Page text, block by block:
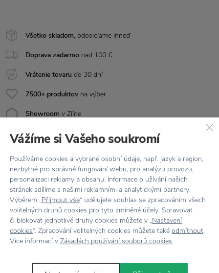
Všetko skladom, odosielame ihneď
Doprava zadarmo nad 100 €
Vrátenie tovaru do 30 dní
7500+ produktov na výber
Showroom v Zlíne
Stojí zapozornosť
Vážíme si Vašeho soukromí
Používáme cookies a vybrané osobní údaje, např. jazyk a region,
nezbytné pro správné fungování webu, pro analýzu provozu,
personalizaci reklamy a obsahu. Informace o užívání našich
stránek sdílíme s našimi reklamními a analytickými partnery.
Výběrem „Přijmout vše“ udělujete souhlas se zpracováním všech
volitelných druhů cookies pro tyto zmíněné účely. Spravovat
či blokovat jednotlivé druhy cookies můžete v „Nastavení
cookies“. Zpracování volitelných cookies můžete také odmítnout.
Více informací v Zásadách používání souborů cookies.